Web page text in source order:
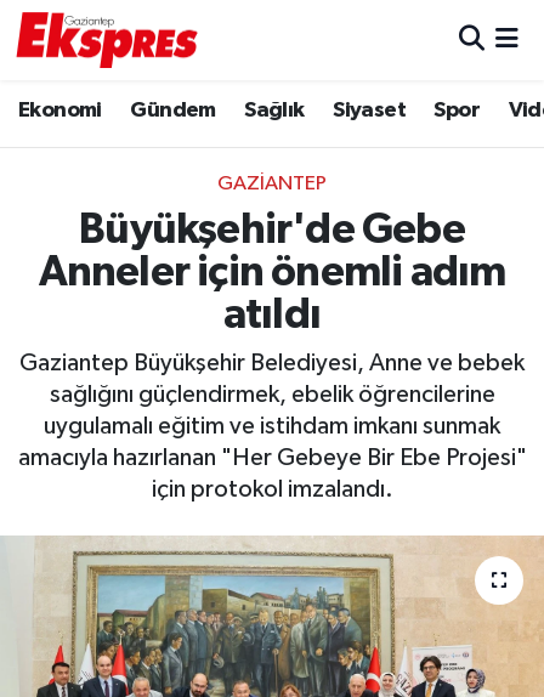
Ekonomi Gündem Sağlık Siyaset Spor
GAZIANTEP
Büyükşehir'de Gebe
Anneler için önemli adım
atıldı
Gaziantep Büyükşehir Belediyesi, Anne ve bebek
sağlığını güçlendirmek, ebelik öğrencilerine
uygulamalı eğitim ve istihdam imkanı sunmak
amacıyla hazırlanan "Her Gebeye Bir Ebe Projesi"
için protokol imzalandı.
Ekonomi
Gaziantep son dakika
Genel
Haberler
Kültür Sanat
Müzik
Piyasa
Trafik Durumu
Puan Durumu ve Fikstür
Tüm Manşetler
Haber Arşivi